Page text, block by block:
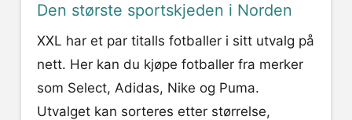
Den største sportskjeden i Norden
XXL har et par titalls fotballer i sitt utvalg på
nett. Her kan du kjøpe fotballer fra merker
som Select, Adidas, Nike og Puma.
Utvalget kan sorteres etter størrelse,